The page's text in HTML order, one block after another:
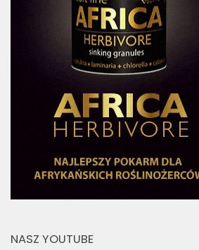
NASZ YOUTUBE